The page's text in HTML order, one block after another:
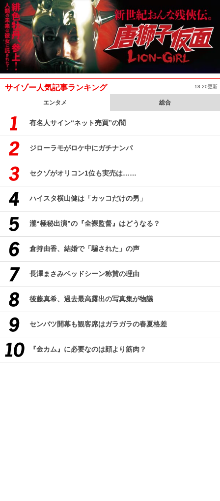
サイゾー人気記事ランキング 18:20更新
エンタメ 総合
有名人サイン“ネット売買”の闇
ジローラモがロケ中にガチナンパ
セクゾがオリコン1位も実売は……
ハイスタ横山健は「カッコだけの男」
瀧“極秘出演”の『全裸監督』はどうなる？
倉持由香、結婚で「騙された」の声
長澤まさみベッドシーン称賛の理由
後藤真希、過去最高露出の写真集が物議
センバツ開幕も観客席はガラガラの春夏格差
『金カム』に必要なのは顔より筋肉？